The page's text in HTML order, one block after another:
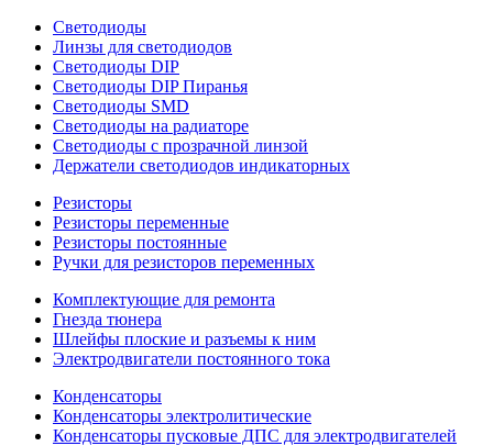
Светодиоды
Линзы для светодиодов
Светодиоды DIP
Светодиоды DIP Пиранья
Светодиоды SMD
Светодиоды на радиаторе
Светодиоды с прозрачной линзой
Держатели светодиодов индикаторных
Резисторы
Резисторы переменные
Резисторы постоянные
Ручки для резисторов переменных
Комплектующие для ремонта
Гнезда тюнера
Шлейфы плоские и разъемы к ним
Электродвигатели постоянного тока
Конденсаторы
Конденсаторы электролитические
Конденсаторы пусковые ДПС для электродвигателей